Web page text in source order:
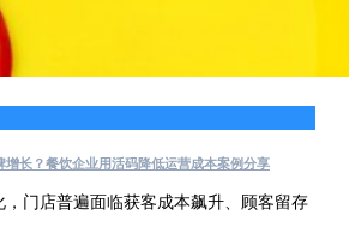
长？餐饮企业用活码降低运营成本案例分享
门店普遍面临获客成本飙升、顾客留存